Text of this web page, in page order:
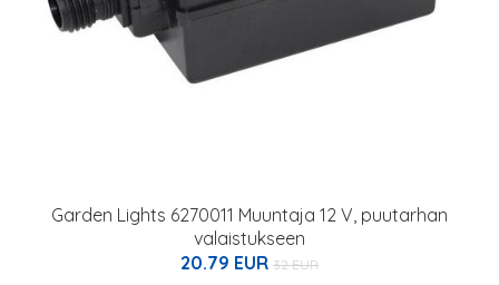
Garden Lights 6270011 Muuntaja 12 V, puutarhan
valaistukseen
20.79 EUR 32 EUR